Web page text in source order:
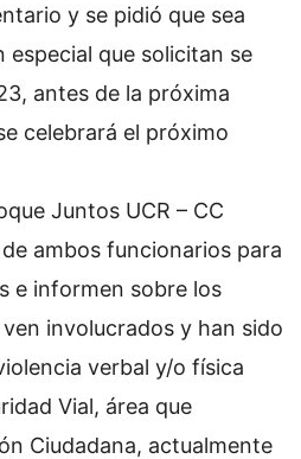
y se pidió que sea
especial que solicitan se
antes de la próxima
celebrará el próximo
Juntos UCR – CC
ambos funcionarios para
e informen sobre los
involucrados y han sido
verbal y/o física
Vial, área que
Ciudadana, actualmente